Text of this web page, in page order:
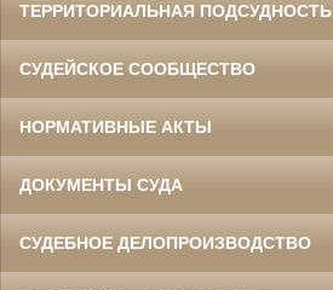
ТЕРРИТОРИАЛЬНАЯ ПОДСУДНОСТЬ
СУДЕЙСКОЕ СООБЩЕСТВО
НОРМАТИВНЫЕ АКТЫ
ДОКУМЕНТЫ СУДА
СУДЕБНОЕ ДЕЛОПРОИЗВОДСТВО